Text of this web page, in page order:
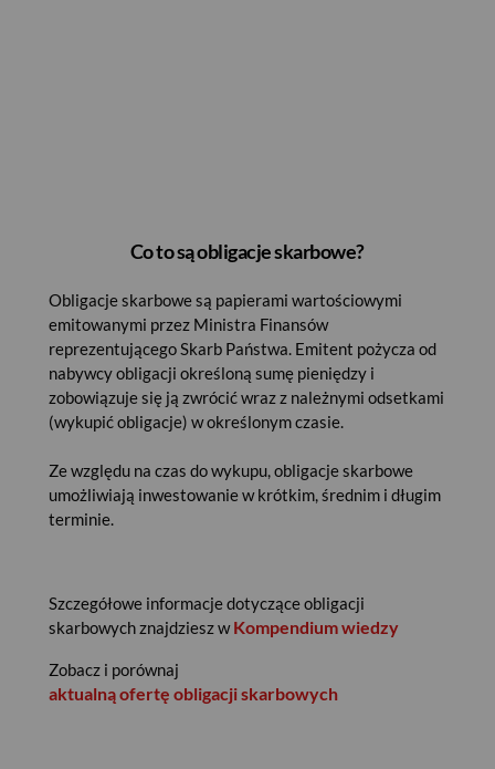
Co to są obligacje skarbowe?
Obligacje skarbowe są papierami wartościowymi
emitowanymi przez Ministra Finansów
reprezentującego Skarb Państwa. Emitent pożycza od
nabywcy obligacji określoną sumę pieniędzy i
zobowiązuje się ją zwrócić wraz z należnymi odsetkami
(wykupić obligacje) w określonym czasie.
Ze względu na czas do wykupu, obligacje skarbowe
umożliwiają inwestowanie w krótkim, średnim i długim
terminie.
Szczegółowe informacje dotyczące obligacji
skarbowych znajdziesz wKompendium wiedzy
Zobacz i porównaj
aktualną ofertę obligacji skarbowych